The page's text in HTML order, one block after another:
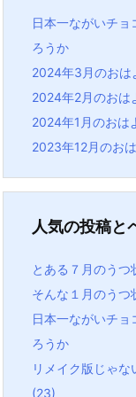
日本一ながいチ
ろうか
2024年3月のおは
2024年2月のおは
2024年1月のおは
2023年12月のお
人気の投稿と
とある７月のうつ
そんな１月のうつ
日本一ながいチ
ろうか
リメイク版じゃ
(23)